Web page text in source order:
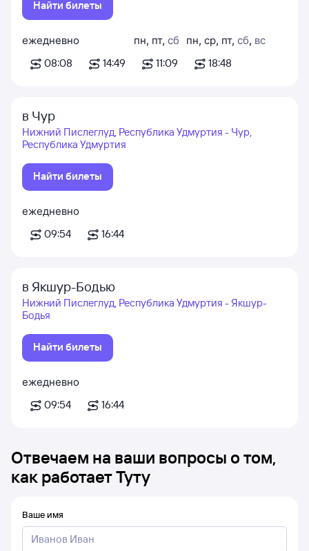
Найти билеты
ежедневно
08:08
14:49
пн, пт, сб
11:09
пн, ср, пт, сб, вс
18:48
в Чур
Нижний Пислеглуд, Республика Удмуртия - Чур,
Республика Удмуртия
Найти билеты
ежедневно
09:54
16:44
в Якшур-Бодью
Нижний Пислеглуд, Республика Удмуртия - Якшур-
Бодья
Найти билеты
ежедневно
09:54
16:44
Отвечаем на ваши вопросы о том,
как работает Туту
Ваше имя